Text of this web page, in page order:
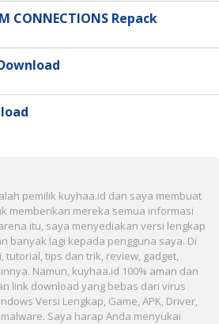
CONNECTIONS Repack
pemilik kuyhaa.id dan saya membuat
memberikan mereka semua informasi
itu, saya menyediakan versi lengkap
banyak lagi kepada pengguna saya. Di
tips dan trik, review, gadget,
Namun, kuyhaa.id 100% aman dan
link download yang bebas dari virus
Versi Lengkap, Game, APK, Driver,
Saya harap Anda menyukai